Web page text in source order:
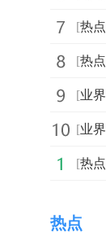
[热点
[热点
[业界
[业界
[热点
热点